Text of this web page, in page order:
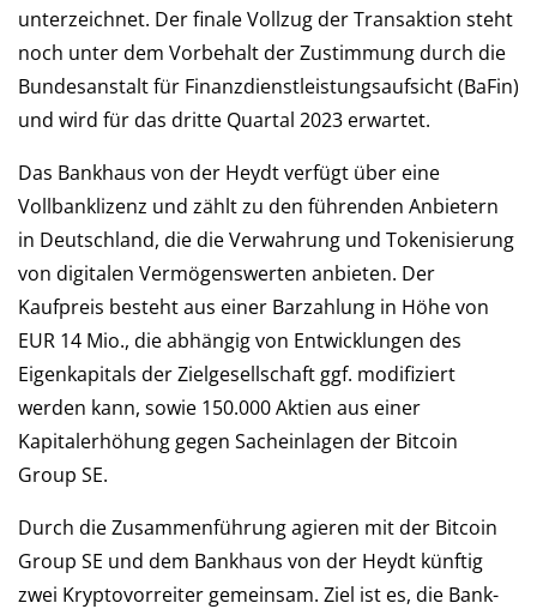
unterzeichnet. Der finale Vollzug der Transaktion steht
noch unter dem Vorbehalt der Zustimmung durch die
Bundesanstalt für Finanzdienstleistungsaufsicht (BaFin)
und wird für das dritte Quartal 2023 erwartet.
Das Bankhaus von der Heydt verfügt über eine
Vollbanklizenz und zählt zu den führenden Anbietern
in Deutschland, die die Verwahrung und Tokenisierung
von digitalen Vermögenswerten anbieten. Der
Kaufpreis besteht aus einer Barzahlung in Höhe von
EUR 14 Mio., die abhängig von Entwicklungen des
Eigenkapitals der Zielgesellschaft ggf. modifiziert
werden kann, sowie 150.000 Aktien aus einer
Kapitalerhöhung gegen Sacheinlagen der Bitcoin
Group SE.
Durch die Zusammenführung agieren mit der Bitcoin
Group SE und dem Bankhaus von der Heydt künftig
zwei Kryptovorreiter gemeinsam. Ziel ist es, die Bank-